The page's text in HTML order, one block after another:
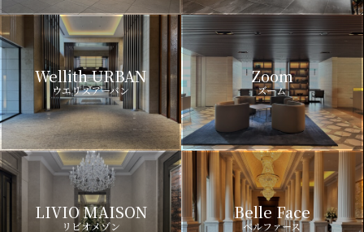
Wellith URBAN
ウエリスアーバン
Zoom
ズーム
LIVIO MAISON
リビオメゾン
Belle Face
ベルファース